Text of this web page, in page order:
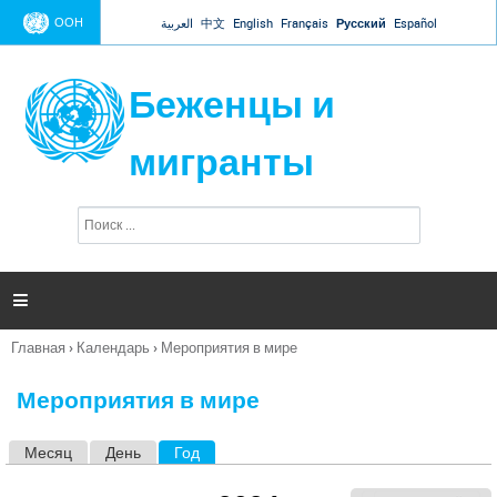
Jump to navigation
ООН العربية 中文 English Français Русский Español
Беженцы и
мигранты
п
и

Вы
Главная › Календарь › Мероприятия в мире
Мероприятия в мире
Месяц День Год